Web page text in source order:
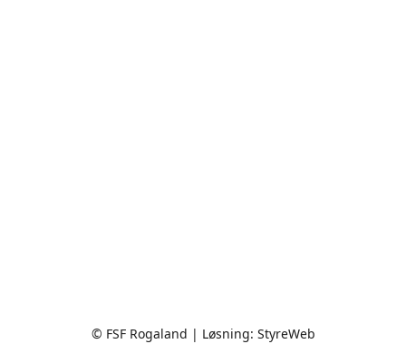
© FSF Rogaland | Løsning: StyreWeb